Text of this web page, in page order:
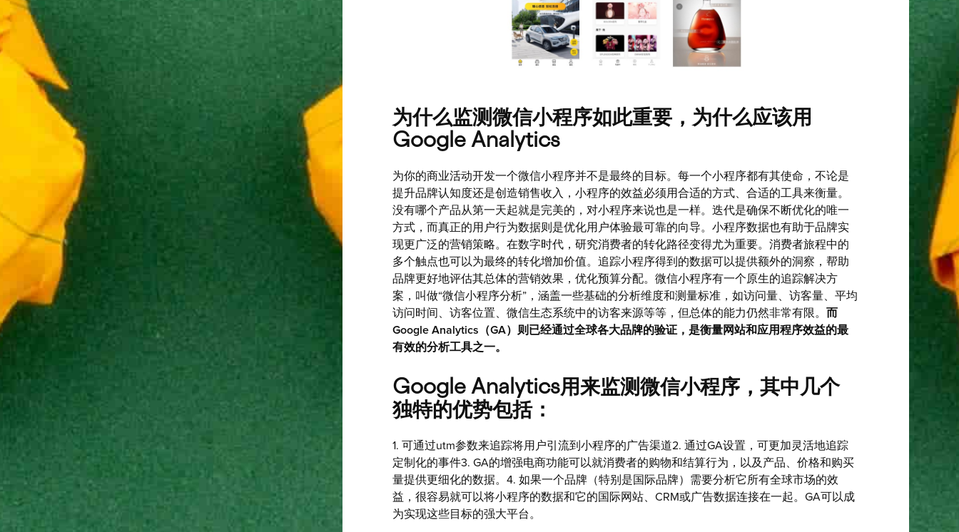
为什么监测微信小程序如此重要，为什么应该用
Google Analytics
为你的商业活动开发一个微信小程序并不是最终的目标。每一个小程序都有其使命，不论是
提升品牌认知度还是创造销售收入，小程序的效益必须用合适的方式、合适的工具来衡量。
没有哪个产品从第一天起就是完美的，对小程序来说也是一样。迭代是确保不断优化的唯一
方式，而真正的用户行为数据则是优化用户体验最可靠的向导。小程序数据也有助于品牌实
现更广泛的营销策略。在数字时代，研究消费者的转化路径变得尤为重要。消费者旅程中的
多个触点也可以为最终的转化增加价值。追踪小程序得到的数据可以提供额外的洞察，帮助
品牌更好地评估其总体的营销效果，优化预算分配。微信小程序有一个原生的追踪解决方
案，叫做“微信小程序分析”，涵盖一些基础的分析维度和测量标准，如访问量、访客量、平均
访问时间、访客位置、微信生态系统中的访客来源等等，但总体的能力仍然非常有限。 而
Google Analytics（GA）则已经通过全球各大品牌的验证，是衡量网站和应用程序效益的最
有效的分析工具之一。
Google Analytics用来监测微信小程序，其中几个
独特的优势包括：
1. 可通过utm参数来追踪将用户引流到小程序的广告渠道2. 通过GA设置，可更加灵活地追踪
定制化的事件3. GA的增强电商功能可以就消费者的购物和结算行为，以及产品、价格和购买
量提供更细化的数据。4. 如果一个品牌（特别是国际品牌）需要分析它所有全球市场的效
益，很容易就可以将小程序的数据和它的国际网站、CRM或广告数据连接在一起。GA可以成
为实现这些目标的强大平台。